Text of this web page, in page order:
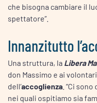
che bisogna cambiare il
spettatore”.
Innanzitutto
Una struttura, la Libera
don Massimo e ai
dell’accoglienza . “Ci
nei quali ospitiamo sia